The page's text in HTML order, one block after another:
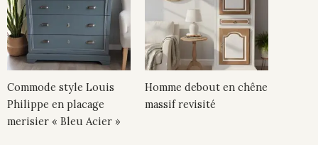
Commode style Louis
Philippe en placage
merisier « Bleu Acier »
Homme debout en chêne
massif revisité